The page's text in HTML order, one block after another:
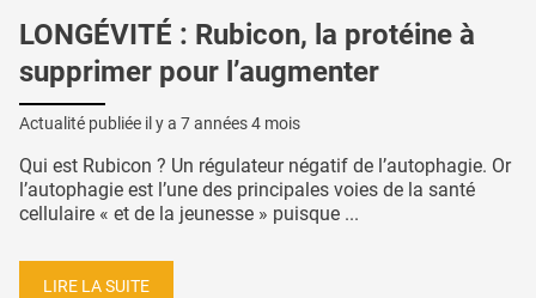
LONGÉVITÉ : Rubicon, la protéine à
supprimer pour l’augmenter
Actualité publiée il y a 7 années 4 mois
Qui est Rubicon ? Un régulateur négatif de l’autophagie. Or
l’autophagie est l’une des principales voies de la santé
cellulaire « et de la jeunesse » puisque ...
LIRE LA SUITE